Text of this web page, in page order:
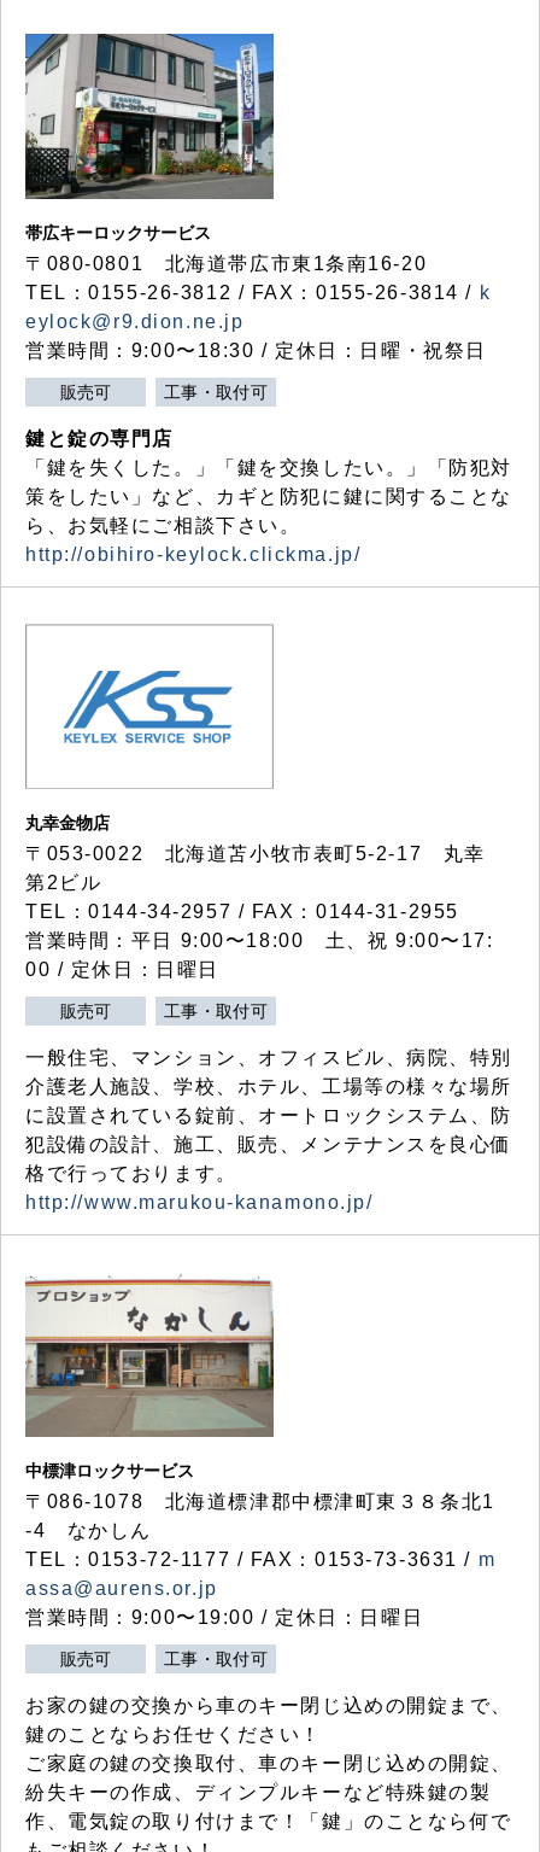
帯広キーロックサービス
〒080-0801 北海道帯広市東1条南16-20
TEL：0155-26-3812 / FAX：0155-26-3814 / k
eylock@r9.dion.ne.jp
営業時間：9:00〜18:30 / 定休日：日曜・祝祭日
販売可 工事・取付可
鍵と錠の専門店
「鍵を失くした。」「鍵を交換したい。」「防犯対
策をしたい」など、カギと防犯に鍵に関することな
ら、お気軽にご相談下さい。
http://obihiro-keylock.clickma.jp/
丸幸金物店
〒053-0022 北海道苫小牧市表町5-2-17 丸幸
第2ビル
TEL：0144-34-2957 / FAX：0144-31-2955
営業時間：平日 9:00〜18:00 土、祝 9:00〜17:
00 / 定休日：日曜日
販売可 工事・取付可
一般住宅、マンション、オフィスビル、病院、特別
介護老人施設、学校、ホテル、工場等の様々な場所
に設置されている錠前、オートロックシステム、防
犯設備の設計、施工、販売、メンテナンスを良心価
格で行っております。
http://www.marukou-kanamono.jp/
中標津ロックサービス
〒086-1078 北海道標津郡中標津町東３８条北1
-4 なかしん
TEL：0153-72-1177 / FAX：0153-73-3631 / m
assa@aurens.or.jp
営業時間：9:00〜19:00 / 定休日：日曜日
販売可 工事・取付可
お家の鍵の交換から車のキー閉じ込めの開錠まで、
鍵のことならお任せください！
ご家庭の鍵の交換取付、車のキー閉じ込めの開錠、
紛失キーの作成、ディンプルキーなど特殊鍵の製
作、電気錠の取り付けまで！「鍵」のことなら何で